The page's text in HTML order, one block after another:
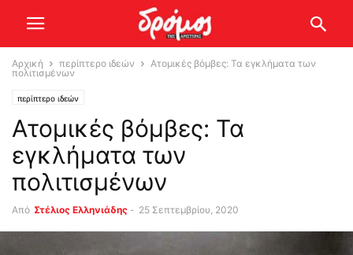
Αρχική περίπτερο ιδεών
Ατομικές βόμβες: Τα εγκλήματα των
πολιτισμένων
περίπτερο ιδεών
Ατομικές βόμβες: Τα
εγκλήματα των
πολιτισμένων
Από Στέλιος Ελληνιάδης - 25 Σεπτεμβρίου, 2020